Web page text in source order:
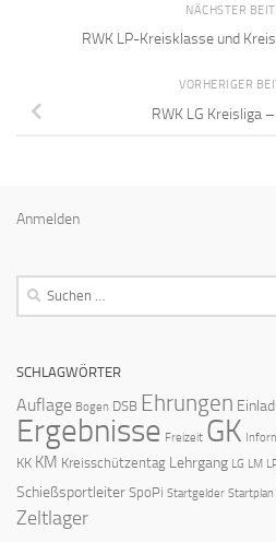
NÄCHSTER
RWK LP-Kreisklasse und
VORHERIGER
RWK LG Kreisliga
Anmelden
Suchen
nach:
SCHLAGWÖRTER
Auflage Bogen DSB Ehrungen
Ergebnisse Freizeit GK
KK KM Kreisschützentag Lehrgang LG LM
Schießsportleiter SpoPi Startgelder Startplan
Zeltlager